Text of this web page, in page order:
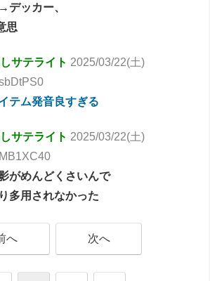
ッカー、
思
サテライト 2025/03/22(土)
テム発音良すぎる
サテライト 2025/03/22(土)
がめんどくさいんで
多用されなかった
へ 次へ